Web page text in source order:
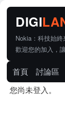
Nokia：科技始
歡迎您的加入，
首頁 討論區
您尚未登入。